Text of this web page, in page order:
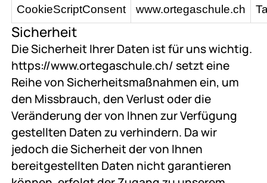
CookieScriptConsent
www.ortegaschule.ch
Sicherheit
Die Sicherheit Ihrer Daten ist für uns wichtig.
https://www.ortegaschule.ch/ setzt eine
Reihe von Sicherheitsmaßnahmen ein, um
den Missbrauch, den Verlust oder die
Veränderung der von Ihnen zur Verfügung
gestellten Daten zu verhindern. Da wir
jedoch die Sicherheit der von Ihnen
bereitgestellten Daten nicht garantieren